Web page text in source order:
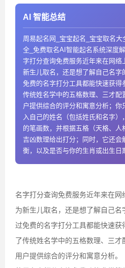
AI 智能总结
周易起名网_宝宝起名_宝宝取名
全_免费取名AI智能起名系统深度
字打分查询免费服务近年来在网络
新生儿取名，还是想了解自己名字
免费的名字打分工具都能快速获得
传统姓名学中的五格数理、三才配
户提供综合的评分和寓意分析；
入自己的姓名（包括姓氏和名字
的笔画数，并根据五格（天格、人
吉凶数理给出打分；同时，它还会
衡，以及是否与你的生肖或出生日
名字打分查询免费服务近年来在
为新生儿取名，还是想了解自己
过免费的名字打分工具都能快速
了传统姓名学中的五格数理、三
用户提供综合的评分和寓意分析。